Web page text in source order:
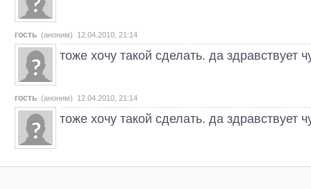
гость (аноним) 12.04.2010, 21:14
тоже хочу такой сделать. да здравствует
гость (аноним) 12.04.2010, 21:14
тоже хочу такой сделать. да здравствует